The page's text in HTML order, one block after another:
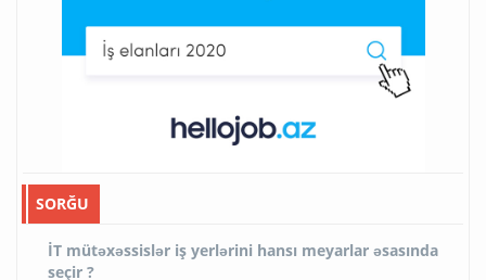
SORĞU
İT mütəxəssislər iş yerlərini hansı meyarlar əsasında
seçir ?